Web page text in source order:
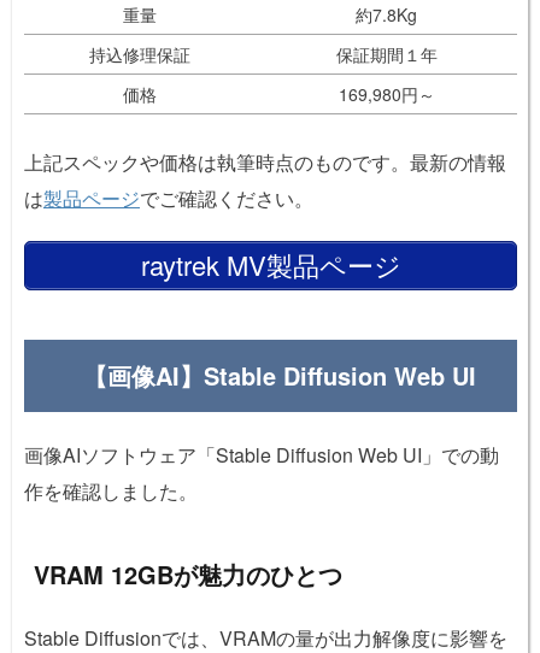
重量
約7.8Kg
持込修理保証
保証期間１年
価格
169,980円～
上記スペックや価格は執筆時点のものです。最新の情報
は製品ページでご確認ください。
raytrek MV製品ページ
【画像AI】Stable Diffusion Web UI
画像AIソフトウェア「Stable Diffusion Web UI」での動
作を確認しました。
VRAM 12GBが魅力のひとつ
Stable Diffusionでは、VRAMの量が出力解像度に影響を